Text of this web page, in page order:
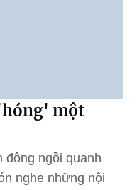
một
đông ngồi quanh
nghe những nội